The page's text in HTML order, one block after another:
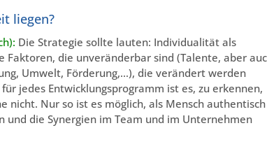
liegen?
Die Strategie sollte lauten: Individualität als
die unveränderbar sind (Talente, aber
Umwelt, Förderung,…), die verändert werden
jedes Entwicklungsprogramm ist es, zu erkennen,
Nur so ist es möglich, als Mensch authentisch
die Synergien im Team und im Unternehmen